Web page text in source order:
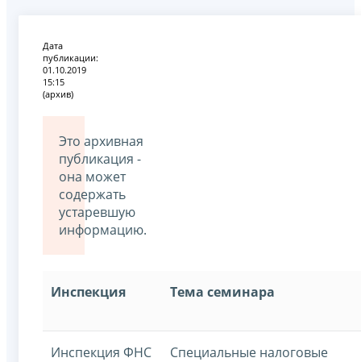
Дата
публикации:
01.10.2019
15:15
(архив)
Это архивная
публикация -
она может
содержать
устаревшую
информацию.
Инспекция Тема семинара
Инспекция ФНС
Специальные налоговые